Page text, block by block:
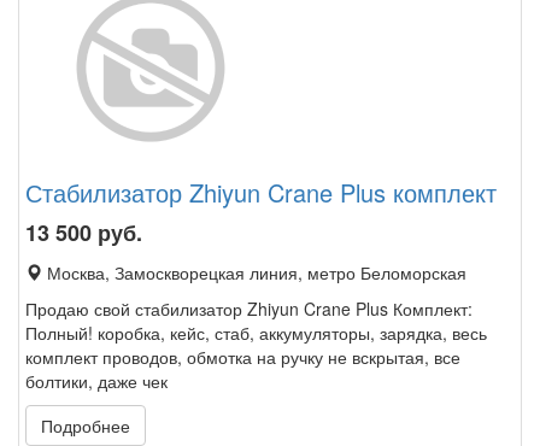
Стабилизатор Zhiyun Crane Plus комплект
13 500 руб.
Москва, Замоскворецкая линия, метро Беломорская
Продаю свой стабилизатор Zhiyun Crane Plus Комплект:
Полный! коробка, кейс, стаб, аккумуляторы, зарядка, весь
комплект проводов, обмотка на ручку не вскрытая, все
болтики, даже чек
Подробнее